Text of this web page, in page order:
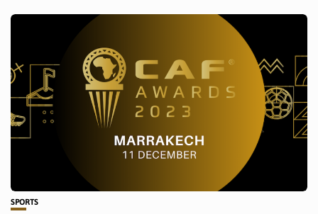
SPORTS